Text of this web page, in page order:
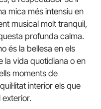
mica més intensiu en
musical molt tranquil,
profunda calma.
és la bellesa en els
la vida quotidiana o en
moments de
interior els que